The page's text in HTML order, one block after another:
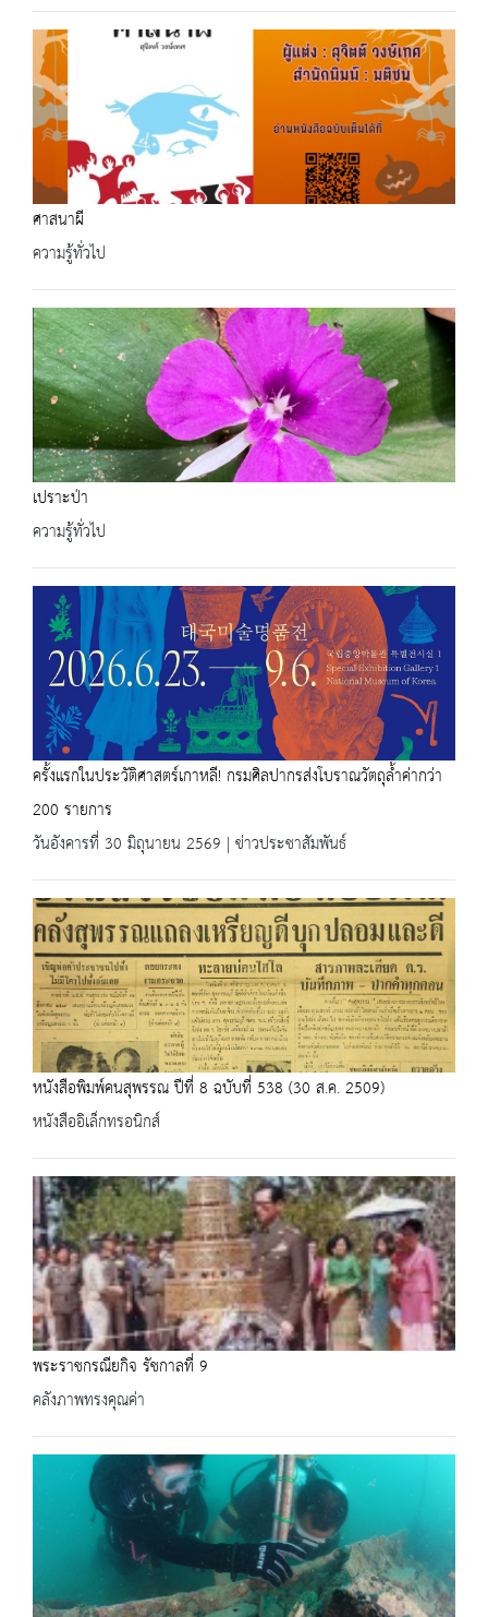
ศาสนาผี
ความรู้ทั่วไป
เปราะป่า
ความรู้ทั่วไป
ครั้งแรกในประวัติศาสตร์เกาหลี! กรมศิลปากรส่งโบราณวัตถุล้ำค่ากว่า
200 รายการ
วันอังคารที่ 30 มิถุนายน 2569 | ข่าวประชาสัมพันธ์
หนังสือพิมพ์คนสุพรรณ ปีที่ 8 ฉบับที่ 538 (30 ส.ค. 2509)
หนังสืออิเล็กทรอนิกส์
พระราชกรณียกิจ รัชกาลที่ 9
คลังภาพทรงคุณค่า